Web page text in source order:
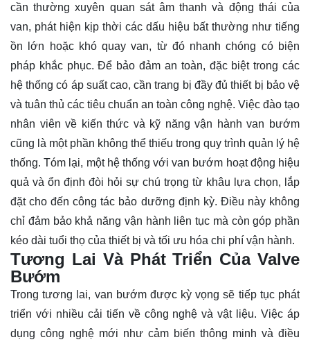
cần thường xuyên quan sát âm thanh và động thái của
van, phát hiện kịp thời các dấu hiệu bất thường như tiếng
ồn lớn hoặc khó quay van, từ đó nhanh chóng có biện
pháp khắc phục. Để bảo đảm an toàn, đặc biệt trong các
hệ thống có áp suất cao, cần trang bị đầy đủ thiết bị bảo vệ
và tuân thủ các tiêu chuẩn an toàn công nghệ. Việc đào tạo
nhân viên về kiến thức và kỹ năng vận hành van bướm
cũng là một phần không thể thiếu trong quy trình quản lý hệ
thống. Tóm lại, một hệ thống với van bướm hoạt động hiệu
quả và ổn định đòi hỏi sự chú trọng từ khâu lựa chọn, lắp
đặt cho đến công tác bảo dưỡng định kỳ. Điều này không
chỉ đảm bảo khả năng vận hành liên tục mà còn góp phần
kéo dài tuổi thọ của thiết bị và tối ưu hóa chi phí vận hành.
Tương Lai Và Phát Triển Của Valve
Bướm
Trong tương lai, van bướm được kỳ vọng sẽ tiếp tục phát
triển với nhiều cải tiến về công nghệ và vật liệu. Việc áp
dụng công nghệ mới như cảm biến thông minh và điều